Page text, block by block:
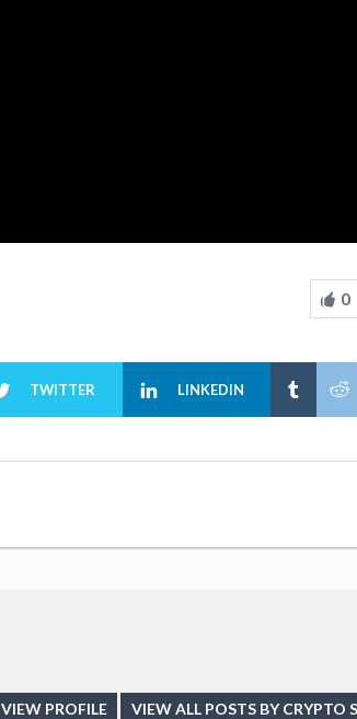
0
TWITTER LINKEDIN
VIEW PROFILE VIEW ALL POSTS BY CRYPTO